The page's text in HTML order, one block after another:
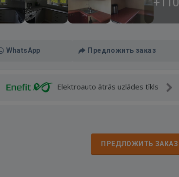
WhatsApp Предложить заказ
Elektroauto ātrās uzlādes tīkls
ПРЕДЛОЖИТЬ ЗАКАЗ